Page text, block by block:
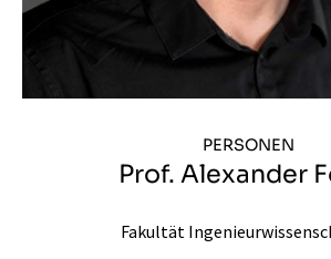
PERSONEN
Prof. Alexander
Fakultät